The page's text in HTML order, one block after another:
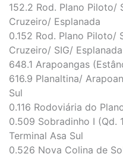
152.2 Rod. Plano Piloto/
Cruzeiro/ Esplanada
0.152 Rod. Plano Piloto/
Cruzeiro/ SIG/ Esplanada
648.1 Arapoangas
616.9 Planaltina/
Sul
0.116 Rodoviária do
0.509 Sobradinho I (Qd.
Terminal Asa Sul
0.526 Nova Colina de